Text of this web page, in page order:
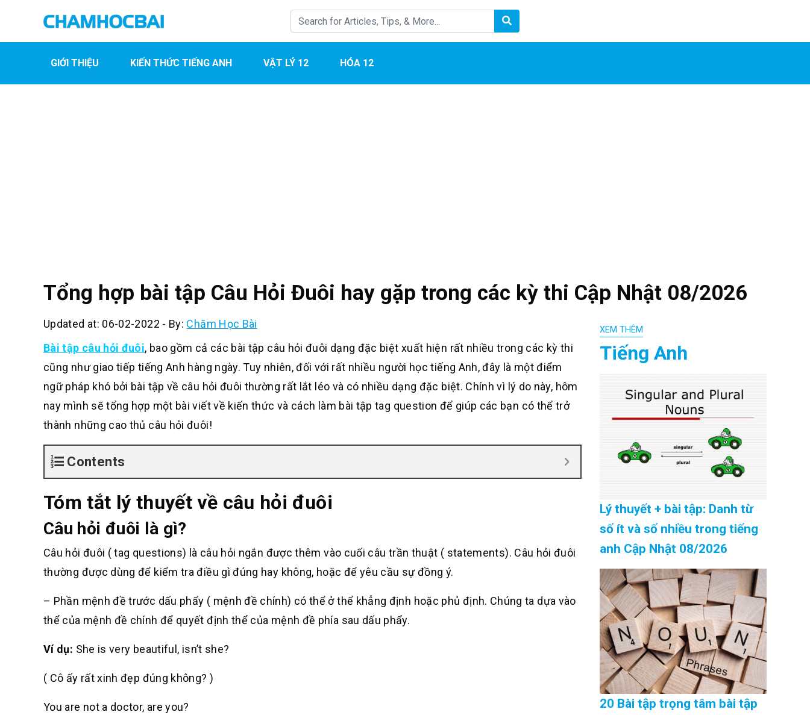
GIỚI THIỆU KIẾN THỨC TIẾNG ANH VẬT LÝ 12 HÓA 12
Tổng hợp bài tập Câu Hỏi Đuôi hay gặp trong các kỳ thi Cập Nhật 08/2026
Updated at: 06-02-2022 - By: Chăm Học Bài
Bài tập câu hỏi đuôi, bao gồm cả các bài tập câu hỏi đuôi dạng đặc biệt xuất hiện rất nhiều trong các kỳ thi
cũng như giao tiếp tiếng Anh hàng ngày. Tuy nhiên, đối với rất nhiều người học tiếng Anh, đây là một điểm
ngữ pháp khó bởi bài tập về câu hỏi đuôi thường rất lắt léo và có nhiều dạng đặc biệt. Chính vì lý do này, hôm
nay mình sẽ tổng hợp một bài viết về kiến thức và cách làm bài tập tag question để giúp các bạn có thể trở
thành những cao thủ câu hỏi đuôi!
Contents
Tóm tắt lý thuyết về câu hỏi đuôi
Câu hỏi đuôi là gì?
Câu hỏi đuôi ( tag questions) là câu hỏi ngắn được thêm vào cuối câu trần thuật ( statements). Câu hỏi đuôi
thường được dùng để kiểm tra điều gì đúng hay không, hoặc để yêu cầu sự đồng ý.
– Phần mệnh đề trước dấu phẩy ( mệnh đề chính) có thể ở thể khẳng định hoặc phủ định. Chúng ta dựa vào
thể của mệnh đề chính để quyết định thể của mệnh đề phía sau dấu phẩy.
Ví dụ: She is very beautiful, isn’t she?
( Cô ấy rất xinh đẹp đúng không? )
You are not a doctor, are you?
XEM THÊM
Tiếng Anh
Lý thuyết + bài tập: Danh từ
số ít và số nhiều trong tiếng
anh Cập Nhật 08/2026
20 Bài tập trọng tâm bài tập